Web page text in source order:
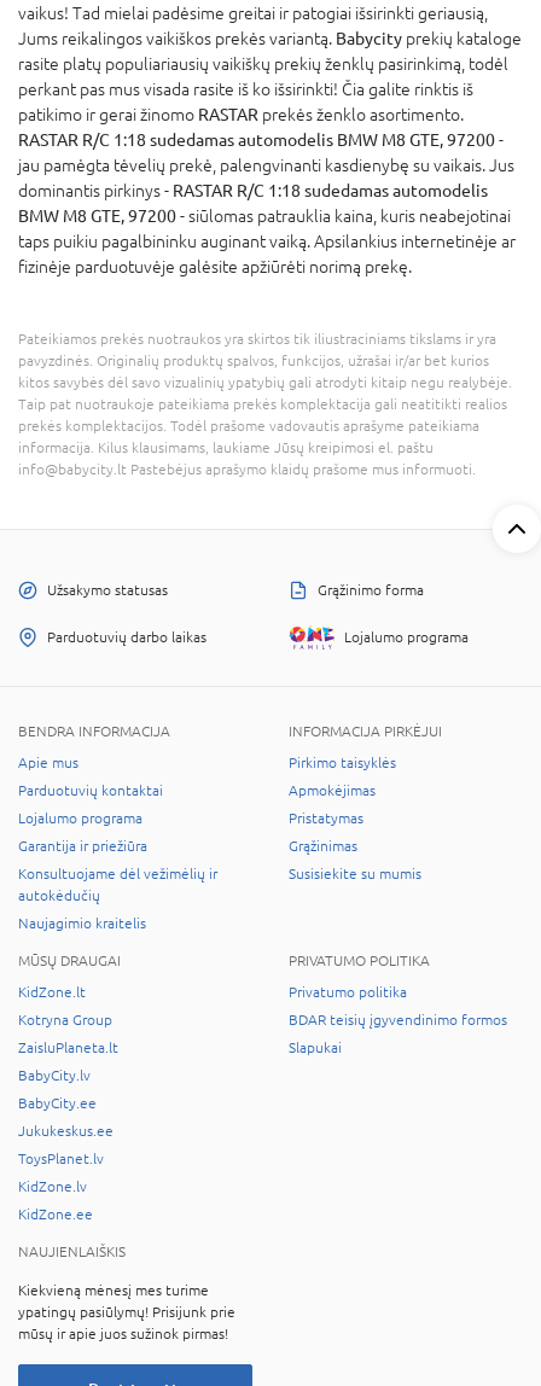
vaikus! Tad mielai padėsime greitai ir patogiai išsirinkti geriausią,
Jums reikalingos vaikiškos prekės variantą. Babycity prekių kataloge
rasite platų populiariausių vaikiškų prekių ženklų pasirinkimą, todėl
perkant pas mus visada rasite iš ko išsirinkti! Čia galite rinktis iš
patikimo ir gerai žinomo RASTAR prekės ženklo asortimento.
RASTAR R/C 1:18 sudedamas automodelis BMW M8 GTE, 97200-
jau pamėgta tėvelių prekė, palengvinanti kasdienybę su vaikais. Jus
dominantis pirkinys - RASTAR R/C 1:18 sudedamas automodelis
BMW M8 GTE, 97200- siūlomas patrauklia kaina, kuris neabejotinai
taps puikiu pagalbininku auginant vaiką. Apsilankius internetinėje ar
fizinėje parduotuvėje galėsite apžiūrėti norimą prekę.
Pateikiamos prekės nuotraukos yra skirtos tik iliustraciniams tikslams ir yra
pavyzdinės. Originalių produktų spalvos, funkcijos, užrašai ir/ar bet kurios
kitos savybės dėl savo vizualinių ypatybių gali atrodyti kitaip negu realybėje.
Taip pat nuotraukoje pateikiama prekės komplektacija gali neatitikti realios
prekės komplektacijos. Todėl prašome vadovautis aprašyme pateikiama
informacija. Kilus klausimams, laukiame Jūsų kreipimosi el. paštu
info@babycity.lt Pastebėjus aprašymo klaidų prašome mus informuoti.
Užsakymo statusas Grąžinimo forma
Parduotuvių darbo laikas Lojalumo programa
BENDRA INFORMACIJA
Apie mus
Parduotuvių kontaktai
Lojalumo programa
Garantija ir priežiūra
Konsultuojame dėl vežimėlių ir
autokėdučių
Naujagimio kraitelis
INFORMACIJA PIRKĖJUI
Pirkimo taisyklės
Apmokėjimas
Pristatymas
Grąžinimas
Susisiekite su mumis
MŪSŲ DRAUGAI
KidZone.lt
Kotryna Group
ZaisluPlaneta.lt
BabyCity.lv
BabyCity.ee
Jukukeskus.ee
ToysPlanet.lv
KidZone.lv
KidZone.ee
PRIVATUMO POLITIKA
Privatumo politika
BDAR teisių įgyvendinimo formos
Slapukai
NAUJIENLAIŠKIS
Kiekvieną mėnesį mes turime
ypatingų pasiūlymų! Prisijunk prie
mūsų ir apie juos sužinok pirmas!